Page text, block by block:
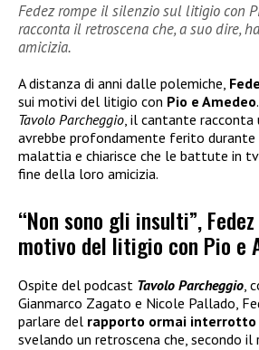
Fedez rompe il silenzio sul litigio con
racconta il retroscena che, a suo dire,
amicizia.
A distanza di anni dalle polemiche,
sui motivi del litigio con Pio e Amedeo
Tavolo Parcheggio, il cantante racconta
avrebbe profondamente ferito
malattia e chiarisce che le battute in tv
fine della loro amicizia.
“Non sono gli insulti”,
motivo del litigio con Pio e
Ospite del podcast Tavolo Parcheggio ,
Gianmarco Zagato e Nicole Pallado,
parlare del rapporto ormai interrotto
svelando un retroscena che, secondo il